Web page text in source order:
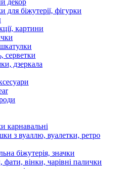
декор
для біжутерії, фігурки
картини
серветки
дзеркала
карнавальні
з вуаллю, вуалетки, ретро
біжутерія, значки
фати, вінки, чарівні палички